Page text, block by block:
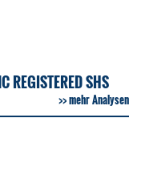
REGISTERED SHS
mehr Analysen